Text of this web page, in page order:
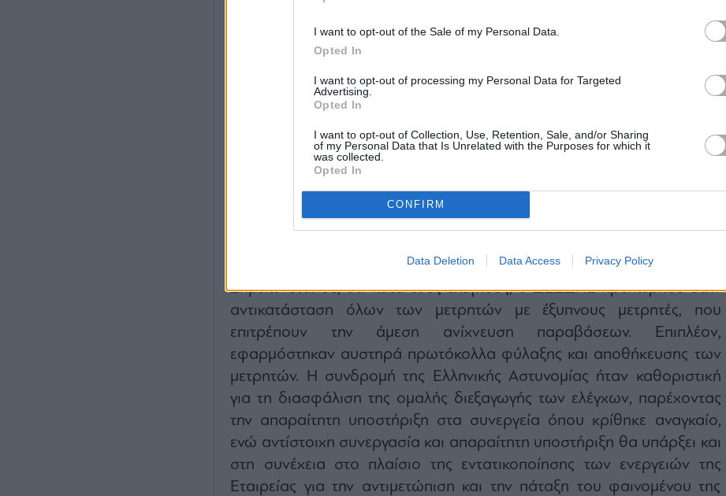
I want to opt-out of the Sale of my Personal Data.
Opted In
I want to opt-out of processing my Personal Data for Targeted
Advertising.
Opted In
I want to opt-out of Collection, Use, Retention, Sale, and/or Sharing
of my Personal Data that Is Unrelated with the Purposes for which it
was collected.
Opted In
CONFIRM
Data Deletion Data Access Privacy Policy
Αξιοσημείωτο είναι το γεγονός ότι σε ορισμένες περιπτώσεις γνωστών
αλυσίδων καταστημάτων, το ποσοστό διαπιστωμένων
ρευματοκλοπών ξεπέρασε το 50% επί του αριθμού των παροχών που
χαρακτήρα του φαινομένου σε τέτοιες περιπτώσεις.
Σημειώνεται δε, ότι κατά τους ελέγχους, ο ΔΕΔΔΗΕ προχώρησε στην
αντικατάσταση όλων των μετρητών με έξυπνους μετρητές, που
επιτρέπουν την άμεση ανίχνευση παραβάσεων. Επιπλέον,
εφαρμόστηκαν αυστηρά πρωτόκολλα φύλαξης και αποθήκευσης των
μετρητών. Η συνδρομή της Ελληνικής Αστυνομίας ήταν καθοριστική
για τη διασφάλιση της ομαλής διεξαγωγής των ελέγχων, παρέχοντας
την απαραίτητη υποστήριξη στα συνεργεία όπου κρίθηκε αναγκαίο,
ενώ αντίστοιχη συνεργασία και απαραίτητη υποστήριξη θα υπάρξει και
στη συνέχεια στο πλαίσιο της εντατικοποίησης των ενεργειών της
Εταιρείας για την αντιμετώπιση και την πάταξη του φαινομένου της